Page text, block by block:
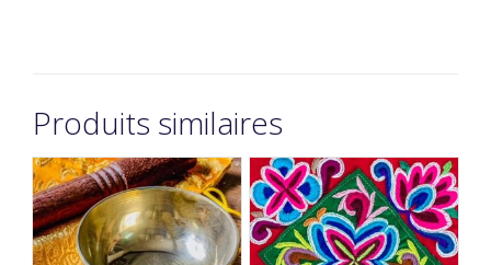
Produits similaires